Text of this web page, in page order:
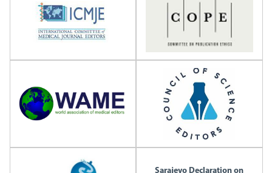
Sarajevo Declaration on